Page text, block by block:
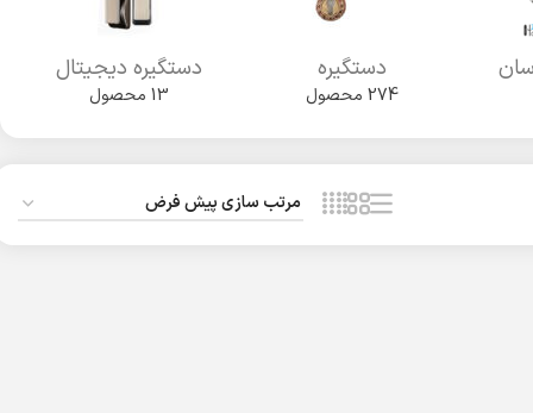
دستگیره
274 محصول
دستگیره دیجیتال
13 محصول